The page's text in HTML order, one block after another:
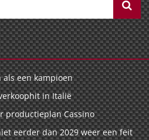
als een kampioen
in Italië
productieplan Cassino
eerder dan 2029 weer een feit